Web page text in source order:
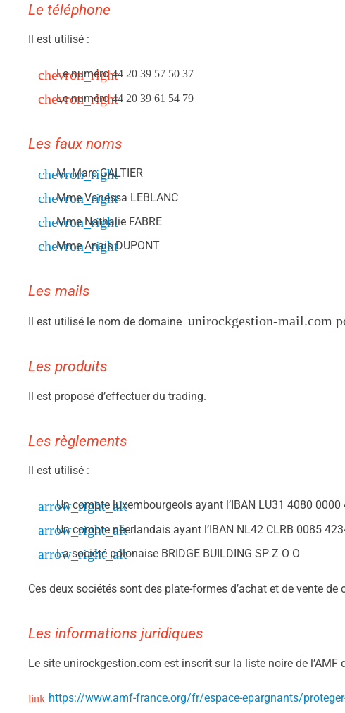
Le téléphone
Il est utilisé :
Le numéro44 20 39 57 50 37
Le numéro44 20 39 61 54 79
Les faux noms
M. Marc GALTIER
Mme Vanessa LEBLANC
Mme Nathalie FABRE
Mme Anais DUPONT
Les mails
Il est utilisé le nom de domaine unirockgestion-mail.com
Les produits
Il est proposé d’effectuer du trading.
Les règlements
Il est utilisé :
Un compte luxembourgeois ayant l’IBAN LU31 4080
Un compte néerlandais ayant l’IBAN NL42 CLRB 0085
La société polonaise BRIDGE BUILDING SP Z O O
Ces deux sociétés sont des plate-formes d’achat et de vente de
Les informations juridiques
Le site unirockgestion.com est inscrit sur la liste noire de
https://www.amf-france.org/fr/espace-epargnants/